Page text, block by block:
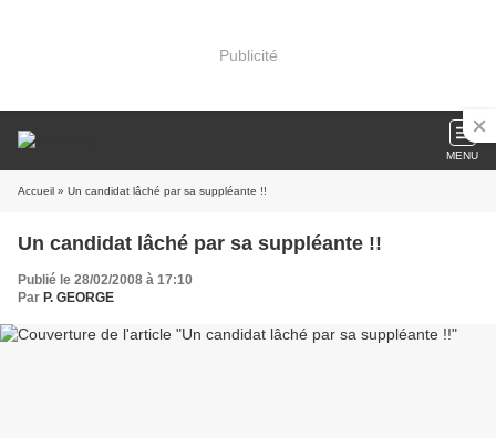
Publicité
MENU
Accueil » Un candidat lâché par sa suppléante !!
Un candidat lâché par sa suppléante !!
Publié le 28/02/2008 à 17:10
Par P. GEORGE